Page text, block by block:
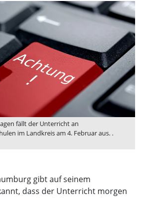
fällt der Unterricht an
im Landkreis am 4. Februar aus. .
gibt auf seinem
dass der Unterricht morgen